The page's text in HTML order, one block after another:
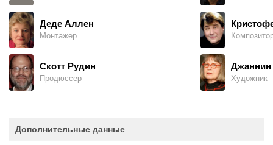
Деде Аллен
Монтажер
Скотт Рудин
Продюссер Художник
Дополнительные данные